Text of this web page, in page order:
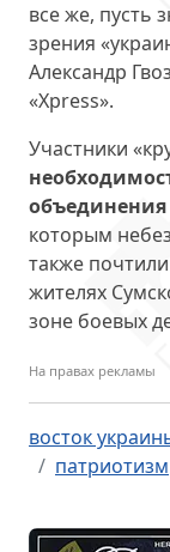
все же, пусть
зрения
Александр
«Xpress».
Участники
объединения
которым
также
жителях
зоне боевых
На правах рекламы
восток
патриотизм